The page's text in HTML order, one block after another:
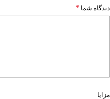
دیدگاه شما *
مزایا